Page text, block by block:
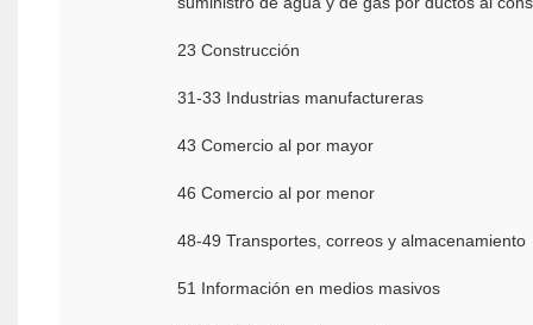
23 Construcción
31-33 Industrias manufactureras
43 Comercio al por mayor
46 Comercio al por menor
48-49 Transportes, correos y almacenamiento
51 Información en medios masivos